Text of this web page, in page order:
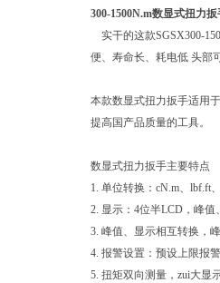
300-1500N.m数显式扭力扳
实干的这款SGSX300-
便、寿命长、耗电低 头部
本款数显式扭力扳手适用
提高国产品质量的工具。
数显式扭力扳手主要特点
1. 单位转换：cN.m、lbf.ft
2. 显示：4位半LCD，峰
3. 峰值、显示相互转换，
4. 报警设置：预设上限报
5. 扭矩双向测量，zui大显